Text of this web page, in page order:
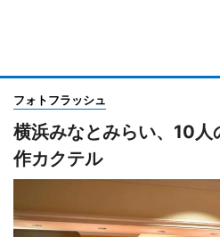
フォトフラッシュ
横浜みなとみらい、10人
作カクテル